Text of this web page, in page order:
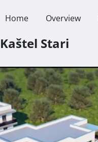
Home Overview
Kaštel Stari